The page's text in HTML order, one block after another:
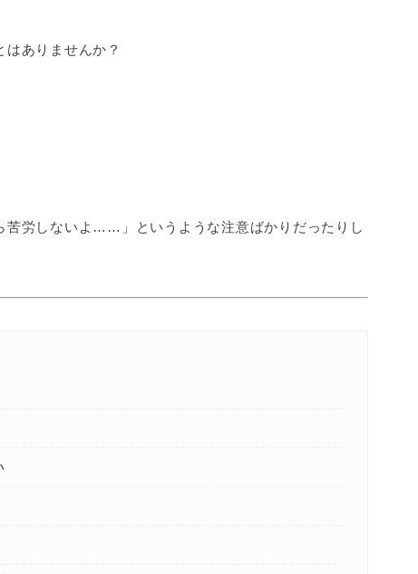
ありませんか？
苦労しないよ……」というような注意ばかりだったりし